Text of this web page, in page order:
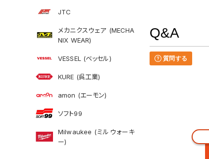
JTC
メカニクスウェア (MECHA
NIX WEAR)
VESSEL (ベッセル)
KURE (呉工業)
amon (エーモン)
ソフト99
Milwaukee (ミルウォーキ
ー)
Q&A
質問する